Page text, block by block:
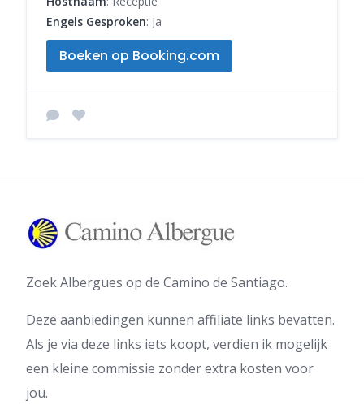
Engels Gesproken: Ja
Boeken op Booking.com
Zoek Albergues op de Camino de Santiago.
Deze aanbiedingen kunnen affiliate links bevatten.
Als je via deze links iets koopt, verdien ik mogelijk
een kleine commissie zonder extra kosten voor
jou.